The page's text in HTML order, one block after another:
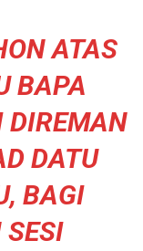
ATAS
BAPA
DIREMAN
DATU
BAGI